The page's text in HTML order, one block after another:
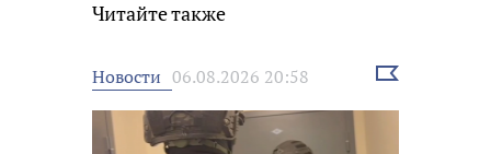
Читайте также
Новости 06.08.2026 20:58
Выбрать